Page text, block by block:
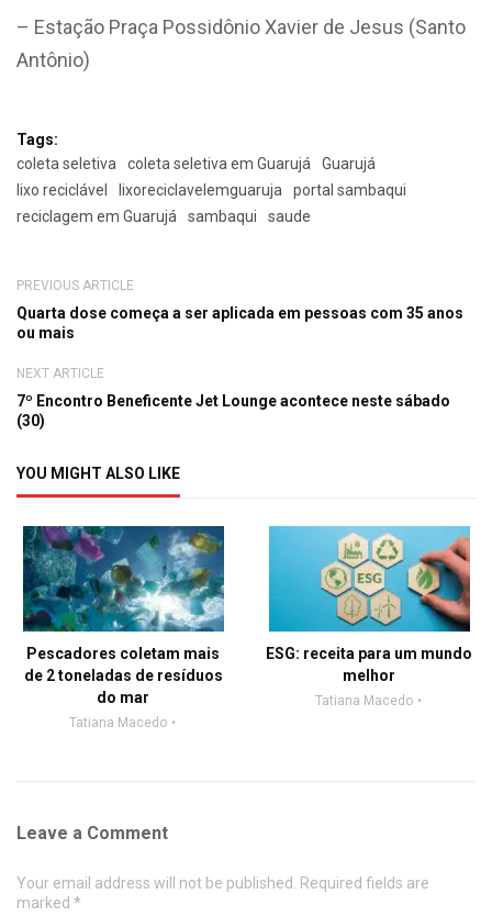
– Estação Praça Possidônio Xavier de Jesus (Santo
Antônio)
Tags:
coleta seletiva
coleta seletiva em Guarujá
Guarujá
lixo reciclável
lixoreciclavelemguaruja
portal sambaqui
reciclagem em Guarujá
sambaqui saude
PREVIOUS ARTICLE
Quarta dose começa a ser aplicada em pessoas com 35 anos
ou mais
NEXT ARTICLE
7º Encontro Beneficente Jet Lounge acontece neste sábado
(30)
YOU MIGHT ALSO LIKE
Pescadores coletam mais
de 2 toneladas de resíduos
do mar
Tatiana Macedo
ESG: receita para um mundo
melhor
Tatiana Macedo
Leave a Comment
Your email address will not be published. Required fields are
marked *